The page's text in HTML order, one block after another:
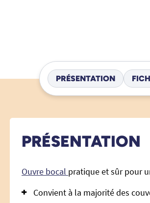
PRÉSENTATION
PRÉSENTATION
Ouvre bocal pratique et sûr pour
Convient à la majorité des